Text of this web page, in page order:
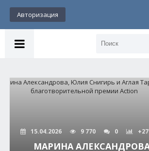
Авторизация
15.04.2026 9 770 0
МАРИНА